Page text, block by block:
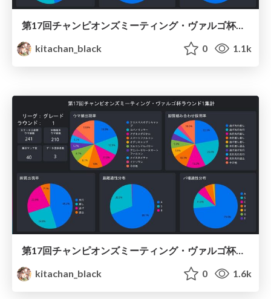
第17回チャンピオンズミーティング・ヴァルゴ杯ラウンド2集計 / Umamusume Virgo 2022 Round2
kitachan_black
0 1.1k
第17回チャンピオンズミーティング・ヴァルゴ杯ラウンド1集計 / Umamusume Virgo 2022 Round１
kitachan_black
0 1.6k